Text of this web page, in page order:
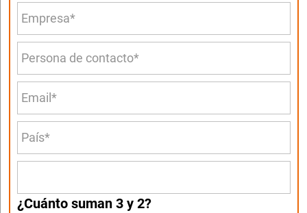
¿Cuánto suman 3 y 2?